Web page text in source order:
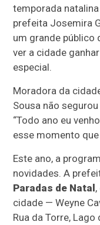
temporada
prefeita Josemira
um grande público
ver a cidade
especial.
Moradora da
Sousa não
“Todo ano eu
esse momento
Este ano, a
novidades. A
Paradas de Natal
cidade — Weyne
Rua da Torre,